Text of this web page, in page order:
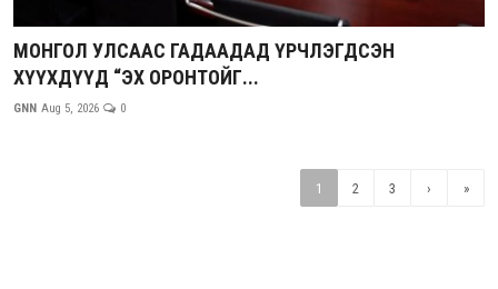
МОНГОЛ УЛСААС ГАДААДАД ҮРЧЛЭГДСЭН
ХҮҮХДҮҮД “ЭХ ОРОНТОЙГ...
GNN Aug 5, 2026 0
1 2 3 › »